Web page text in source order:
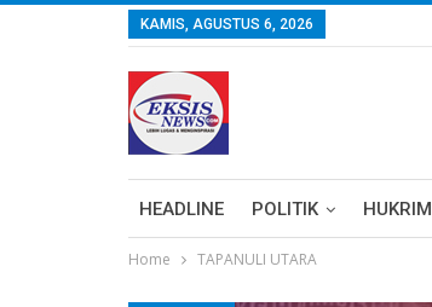
KAMIS, AGUSTUS 6, 2026
HEADLINE POLITIK HUKRIM
Home TAPANULI UTARA